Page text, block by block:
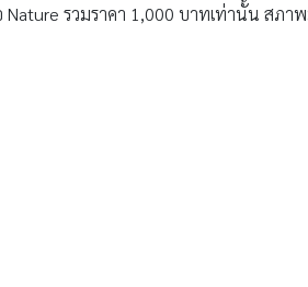
รวมราคา 1,000 บาทเท่านั้น สภา